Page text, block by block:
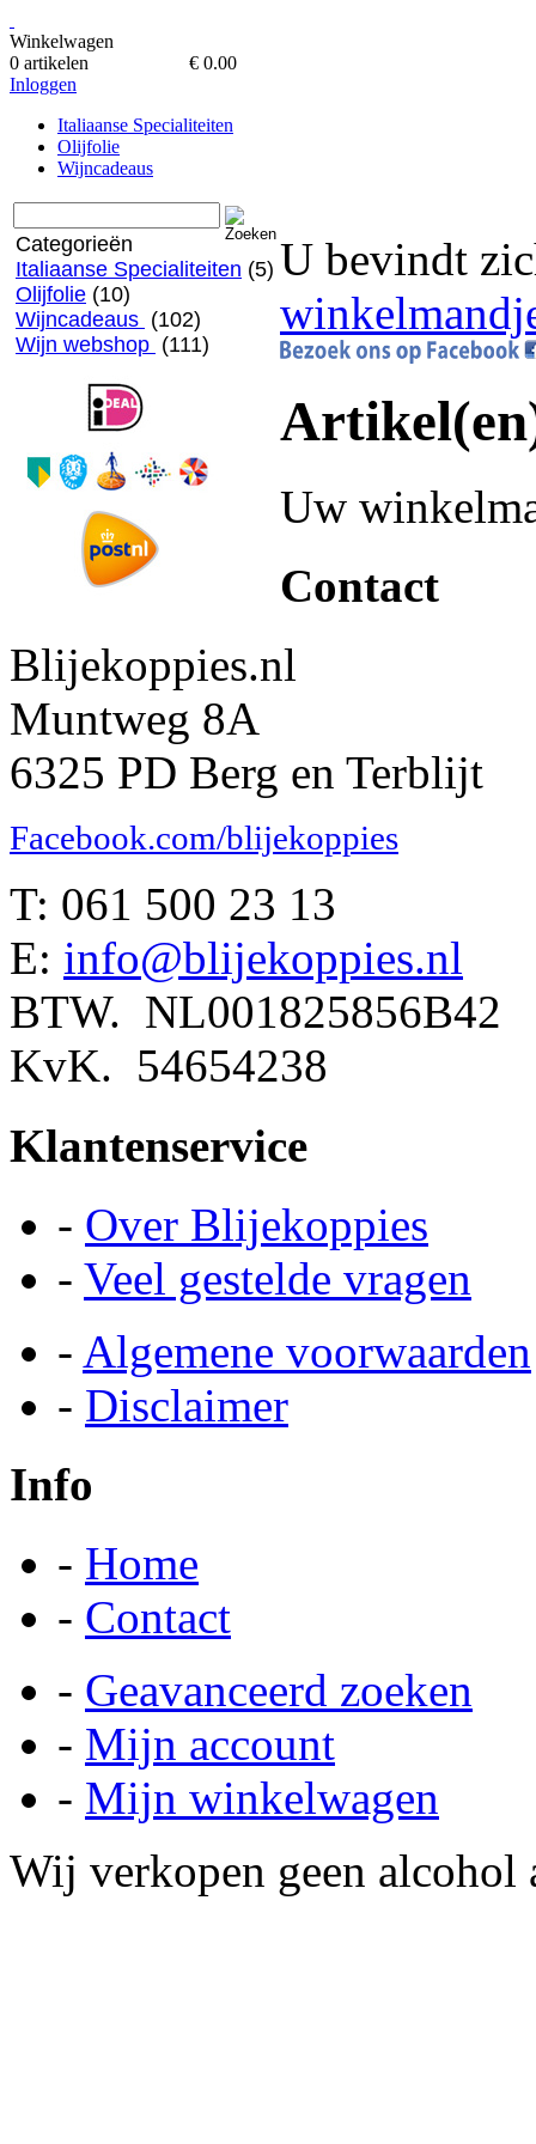
Winkelwagen
0 artikelen
€ 0.00
Inloggen
Italiaanse Specialiteiten
Olijfolie
Wijncadeaus
Categorieën
Italiaanse Specialiteiten (5)
Olijfolie (10)
Wijncadeaus (102)
Wijn webshop (111)
U bevindt
Uw
Contact
Blijekoppies.nl
Muntweg 8A
6325 PD Berg en Terblijt
Facebook.com/blijekoppies
T: 061 500 23 13
E: info@blijekoppies.nl
BTW. NL001825856B42
KvK. 54654238
Klantenservice
- Over Blijekoppies
- Veel gestelde vragen
- Algemene voorwaarden
- Disclaimer
Info
- Home
- Contact
- Geavanceerd zoeken
- Mijn account
- Mijn winkelwagen
Wij verkopen geen alcohol